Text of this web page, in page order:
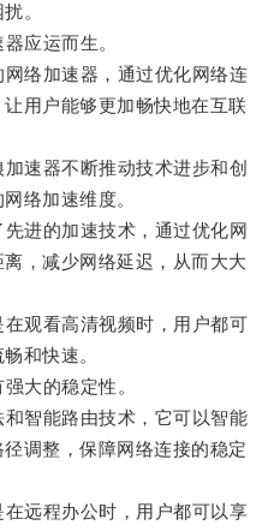
。
应运而生。
络加速器，通过优化网络连
用户能够更加畅快地在互联
器不断推动技术进步和创
络加速维度。
进的加速技术，通过优化网
，减少网络延迟，从而大大
观看高清视频时，用户都可
和快速。
大的稳定性。
智能路由技术，它可以智能
调整，保障网络连接的稳定
远程办公时，用户都可以享